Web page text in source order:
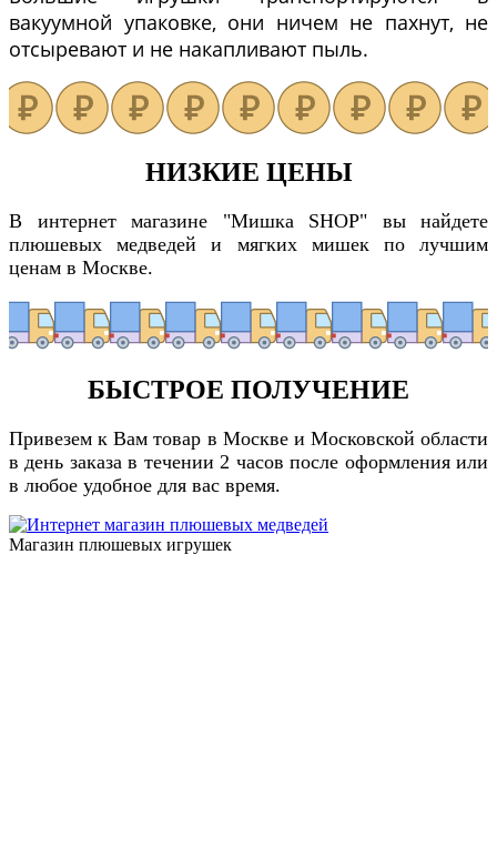
вакуумной упаковке, они ничем не пахнут, не
отсыревают и не накапливают пыль.
НИЗКИЕ ЦЕНЫ
В интернет магазине "Мишка SHOP" вы найдете
плюшевых медведей и мягких мишек по лучшим
ценам в Москве.
БЫСТРОЕ ПОЛУЧЕНИЕ
Привезем к Вам товар в Москве и Московской области
в день заказа в течении 2 часов после оформления или
в любое удобное для вас время.
Магазин плюшевых игрушек